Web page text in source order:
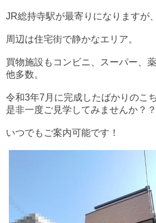
JR総持寺駅が最寄りになりますが
周辺は住宅街で静かなエリア。
買物施設もコンビニ、スーパー、
他多数。
令和3年7月に完成したばかりのこ
是非一度ご見学してみませんか？？
いつでもご案内可能です！